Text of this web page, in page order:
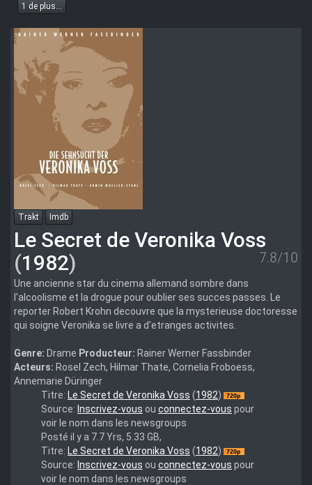
-
Nfo}
1 de plus...
Trakt Imdb
Le Secret de Veronika Voss
(1982) 7.8/10
Une ancienne star du cinema allemand sombre dans
l'alcoolisme et la drogue pour oublier ses succes passes. Le
reporter Robert Krohn decouvre que la mysterieuse doctoresse
qui soigne Veronika se livre a d'etranges activites.
Genre: Drame Producteur: Rainer Werner Fassbinder
Acteurs: Rosel Zech, Hilmar Thate, Cornelia Froboess,
Annemarie Düringer
Veronika.Voss.1982.SUBFRENCH.720p.BluRay.x264-
Titre: Le Secret de Veronika Voss (1982)
Source: Inscrivez-vous ou connectez-vous pour
voir le nom dans les newsgroups
Posté il y a 7.7 Yrs, 5.33 GB,
Veronika
Titre: Le Secret de Veronika Voss (1982)
Source: Inscrivez-vous ou connectez-vous pour
voir le nom dans les newsgroups